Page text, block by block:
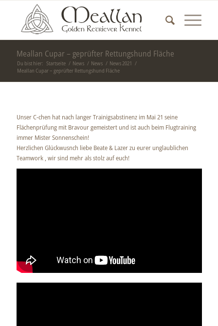
Meallan Cupar – geprüfter Rettungshund Fläche
Du bist hier: Startseite / News / News / News 2021 /
Meallan Cupar – geprüfter Rettungshund Fläche
Unser C-chen hat nach langer Trainigsabstinenz im Mai 21 seine
Flächenprüfung mit Bravour gemeistert und ist auch beim Flugtraining
immer Mister Sonnenschein!
Herzlichen Glückwusnch liebe Beate & Lazer zu eurer unglaublichen
Teamwork , wir sind mehr als stolz auf euch!